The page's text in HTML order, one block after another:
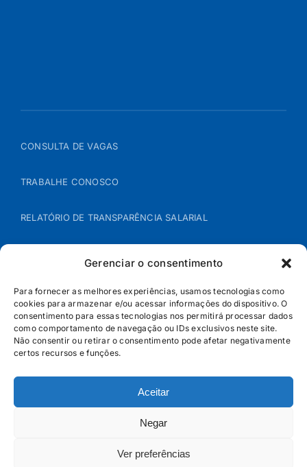
Gerenciar o consentimento
Para fornecer as melhores experiências, usamos tecnologias como
cookies para armazenar e/ou acessar informações do dispositivo. O
consentimento para essas tecnologias nos permitirá processar dados
como comportamento de navegação ou IDs exclusivos neste site.
Não consentir ou retirar o consentimento pode afetar negativamente
certos recursos e funções.
Aceitar
Negar
Ver preferências
CONSULTA DE VAGAS
TRABALHE CONOSCO
RELATÓRIO DE TRANSPARÊNCIA SALARIAL
POLÍTICA DE COOKIES
POLÍTICA DE PRIVACIDADE
© Jandaia - 2026 · Todos os direitos reservados | SAC